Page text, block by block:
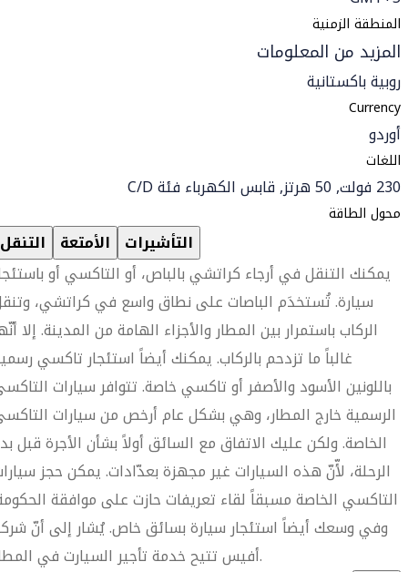
المنطقة الزمنية
المزيد من المعلومات
روبية باكستانية
Currency
أوردو
اللغات
230 فولت, 50 هرتز, قابس الكهرباء فئة C/D
محول الطاقة
التنقل الأمتعة التأشيرات
يمكنك التنقل في أرجاء كراتشي بالباص، أو التاكسي أو
سيارة. تُستخدَم الباصات على نطاق واسع في كراتشي،
الركاب باستمرار بين المطار والأجزاء الهامة من المدينة. إلا
غالباً ما تزدحم بالركاب. يمكنك أيضاً استئجار تاكسي
باللونين الأسود والأصفر أو تاكسي خاصة. تتوافر سيارات
الرسمية خارج المطار، وهي بشكل عام أرخص من سيارات
الخاصة. ولكن عليك الاتفاق مع السائق أولاً بشأن الأجرة قبل
الرحلة، لأّنّ هذه السيارات غير مجهزة بعدّادات. يمكن حجز
التاكسي الخاصة مسبقاً لقاء تعريفات حازت على موافقة
وفي وسعك أيضاً استئجار سيارة بسائق خاص. يُشار إلى أنّ
أفيس تتيح خدمة تأجير السيارت في المطار.